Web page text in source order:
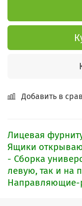
Добавить в
Лицевая
Ящики
- Сборка
левую, так и на
Направляющие-